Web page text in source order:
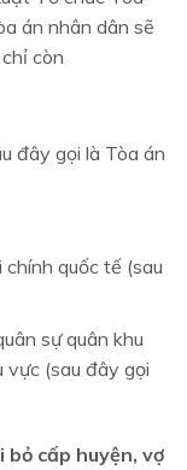
án nhân dân sẽ
còn
đây gọi là Tòa án
quốc tế (sau
sự quân khu
vực (sau đây gọi
cấp huyện, vợ